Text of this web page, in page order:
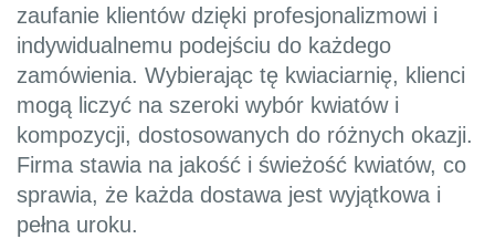
zaufanie klientów dzięki profesjonalizmowi i
indywidualnemu podejściu do każdego
zamówienia. Wybierając tę kwiaciarnię, klienci
mogą liczyć na szeroki wybór kwiatów i
kompozycji, dostosowanych do różnych okazji.
Firma stawia na jakość i świeżość kwiatów, co
sprawia, że każda dostawa jest wyjątkowa i
pełna uroku.